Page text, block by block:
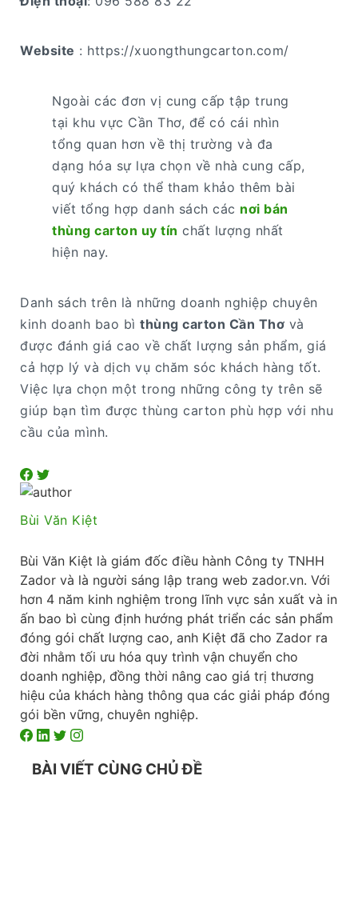
Website : https://xuongthungcarton.com/
Ngoài các đơn vị cung cấp tập trung
tại khu vực Cần Thơ, để có cái nhìn
tổng quan hơn về thị trường và đa
dạng hóa sự lựa chọn về nhà cung cấp,
quý khách có thể tham khảo thêm bài
viết tổng hợp danh sách các nơi bán
thùng carton uy tín chất lượng nhất
hiện nay.
Danh sách trên là những doanh nghiệp chuyên
kinh doanh bao bì thùng carton Cần Thơ và
được đánh giá cao về chất lượng sản phẩm, giá
cả hợp lý và dịch vụ chăm sóc khách hàng tốt.
Việc lựa chọn một trong những công ty trên sẽ
giúp bạn tìm được thùng carton phù hợp với nhu
cầu của mình.
Bùi Văn Kiệt
Bùi Văn Kiệt là giám đốc điều hành Công ty TNHH
Zador và là người sáng lập trang web zador.vn. Với
hơn 4 năm kinh nghiệm trong lĩnh vực sản xuất và in
ấn bao bì cùng định hướng phát triển các sản phẩm
đóng gói chất lượng cao, anh Kiệt đã cho Zador ra
đời nhằm tối ưu hóa quy trình vận chuyển cho
doanh nghiệp, đồng thời nâng cao giá trị thương
hiệu của khách hàng thông qua các giải pháp đóng
gói bền vững, chuyên nghiệp.
BÀI VIẾT CÙNG CHỦ ĐỀ